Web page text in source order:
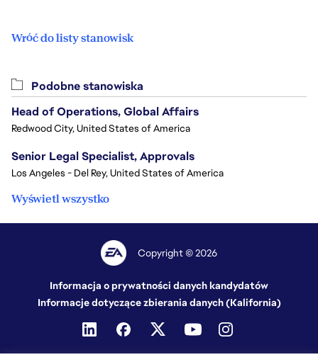
Wróć do listy stanowisk
Podobne stanowiska
Head of Operations, Global Affairs
Redwood City, United States of America
Senior Legal Specialist, Approvals
Los Angeles - Del Rey, United States of America
Wyświetl wszystko
Copyright © 2026
Informacja o prywatności danych kandydatów
Informacje dotyczące zbierania danych (Kalifornia)